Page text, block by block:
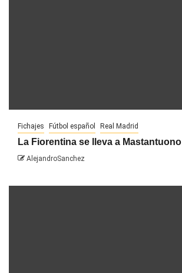
Fichajes Fútbol español Real Madrid
La Fiorentina se lleva a Mastantuono
AlejandroSanchez